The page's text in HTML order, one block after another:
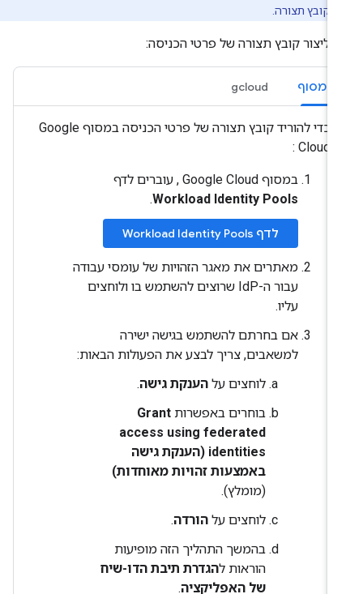
וקובץ תצורה.
ליצור קובץ תצורה של פרטי הכניסה:
המסוף gcloud
כדי להוריד קובץ תצורה של פרטי הכניסה במסוף Google
Cloud :
במסוף Google Cloud , עוברים לדף
Workload Identity Pools
.
לדף Workload Identity Pools
מאתרים את מאגר הזהויות של עומסי עבודה
עבור ה-IdP שרוצים להשתמש בו ולוחצים
אם בחרתם להשתמש בגישה ישירה
למשאבים, צריך לבצע את הפעולות הבאות:
לוחצים עלהענקת גישה.
בוחרים באפשרותGrant
access using federated
identities (הענקת גישה
באמצעות זהויות מאוחדות)
(מומלץ).
לוחצים עלהורדה.
בהמשך התהליך הזה מופיעות
הוראות להגדרת תיבת הדו-שיח
של האפליקציה.